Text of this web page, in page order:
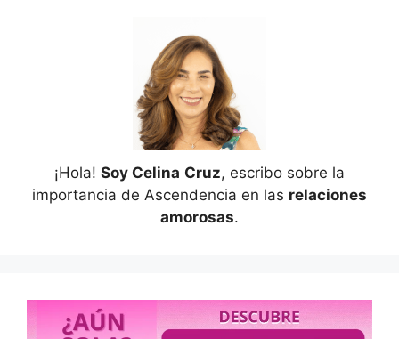
¡Hola! Soy Celina Cruz, escribo sobre la
importancia de Ascendencia en las relaciones
amorosas.